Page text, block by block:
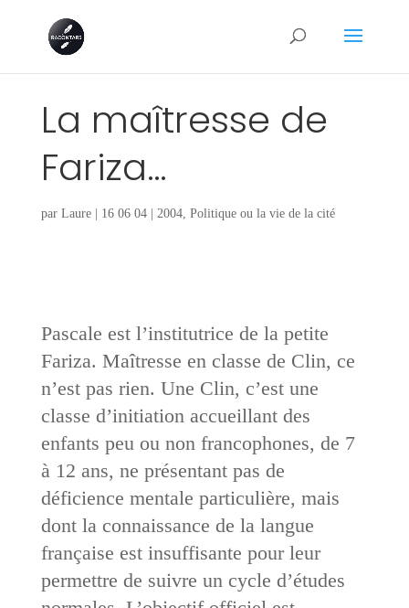
La maîtresse de
Fariza…
par Laure| 16 06 04| 2004, Politique ou la vie de la cité
Pascale est l’institutrice de la petite
Fariza. Maîtresse en classe de Clin, ce
n’est pas rien. Une Clin, c’est une
classe d’initiation accueillant des
enfants peu ou non francophones, de 7
à 12 ans, ne présentant pas de
déficience mentale particulière, mais
dont la connaissance de la langue
française est insuffisante pour leur
permettre de suivre un cycle d’études